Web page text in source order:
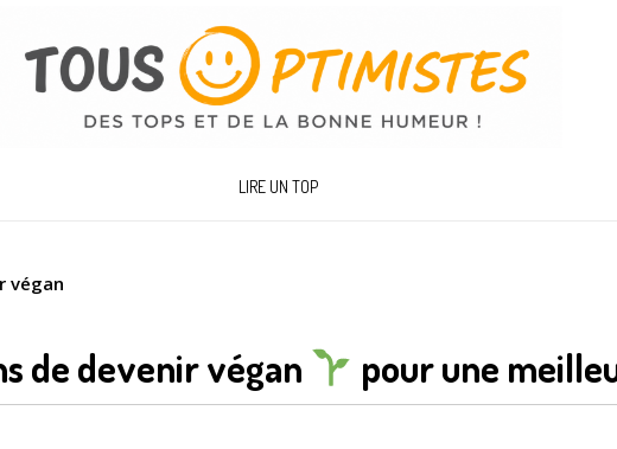
LIRE UN TOP
végan
de devenir végan pour une